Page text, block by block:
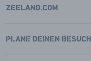
ZEELAND.COM
PLANE DEINEN BESUCH